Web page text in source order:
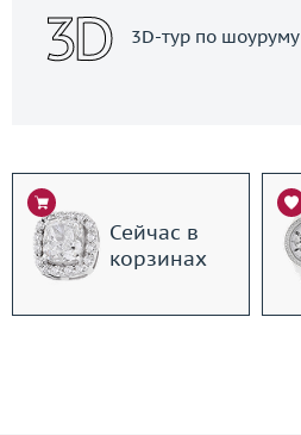
3D-тур по шоуруму
Сейчас в
корзинах